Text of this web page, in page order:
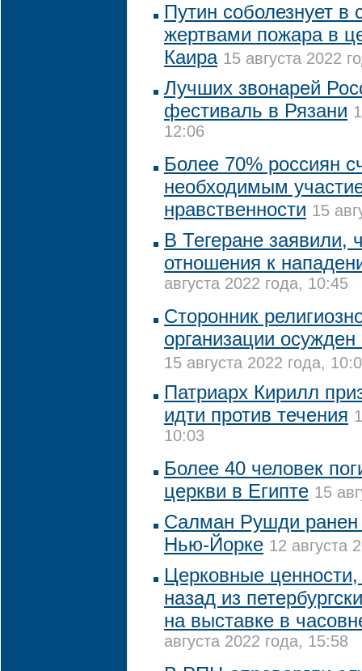
Путин соболезнует в
жертвами пожара в
Каира 15 августа 2022
Лучших звонарей
фестиваль в Рязани
12:06
Более 70% россиян
необходимым
нравственности 15
В Тегеране заявили,
отношения к
августа 2022 года, 10:45
Сторонник
организации
15 августа 2022 года,
Патриарх Кирилл
идти против течения
10:03
Более 40 человек
церкви в Египте 15
Салман Рушди ранен
Нью-Йорке 12 августа
Церковные
назад из
на выставке в
августа 2022 года, 15:58